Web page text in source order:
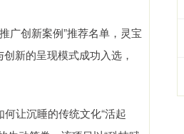
广创新案例”推荐名单，灵宝
新的呈现模式成功入选，
让沉睡的传统文化“活起